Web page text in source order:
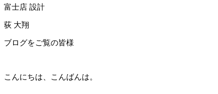
富士店 設計
荻 大翔
ブログをご覧の皆様
こんにちは、こんばんは。